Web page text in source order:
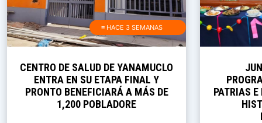
≡ HACE 3 SEMANAS
CENTRO DE SALUD DE YANAMUCLO
ENTRA EN SU ETAPA FINAL Y
PRONTO BENEFICIARÁ A MÁS DE
1,200 POBLADORE
PATRIAS